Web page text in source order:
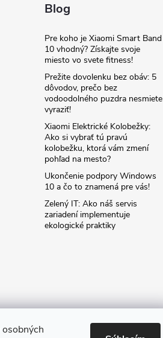
Blog
Pre koho je Xiaomi Smart Band
10 vhodný? Získajte svoje
miesto vo svete fitness!
Prežite dovolenku bez obáv: 5
dôvodov, prečo bez
vodoodolného puzdra nesmiete
vyraziť!
Xiaomi Elektrické Kolobežky:
Ako si vybrať tú pravú
kolobežku, ktorá vám zmení
pohľad na mesto?
Ukončenie podpory Windows
10 a čo to znamená pre vás!
Zelený IT: Ako náš servis
zariadení implementuje
ekologické praktiky